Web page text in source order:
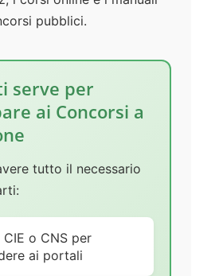
pubblici.
serve per
ai Concorsi a
tutto il necessario
CIE o CNS per
ai portali